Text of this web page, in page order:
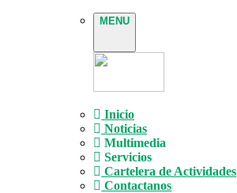
MENU
Inicio
Noticias
Multimedia
Servicios
Cartelera de Actividades
Contactanos